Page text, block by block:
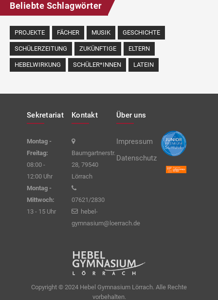
Beliebte Schlagwörter
PROJEKTE FÄCHER MUSIK GESCHICHTE
SCHÜLERZEITUNG ZUKÜNFTIGE ELTERN
HEBELWIRKUNG SCHÜLER*INNEN LATEIN
Sekretariat
Montag -
Freitag:
08:00 -
12:00 Uhr
Montag -
Mittwoch:
13 - 15 Uhr
Kontakt
Baumgartnerstr.
28, 79540
Lörrach
07621/2830
hebel-
gymnasium@loerrach.de
Über uns
Impressum
Datenschutz
Copyright © 2024 Hebel Gymnasium Lörrach. Alle Rechte
vorbehalten.